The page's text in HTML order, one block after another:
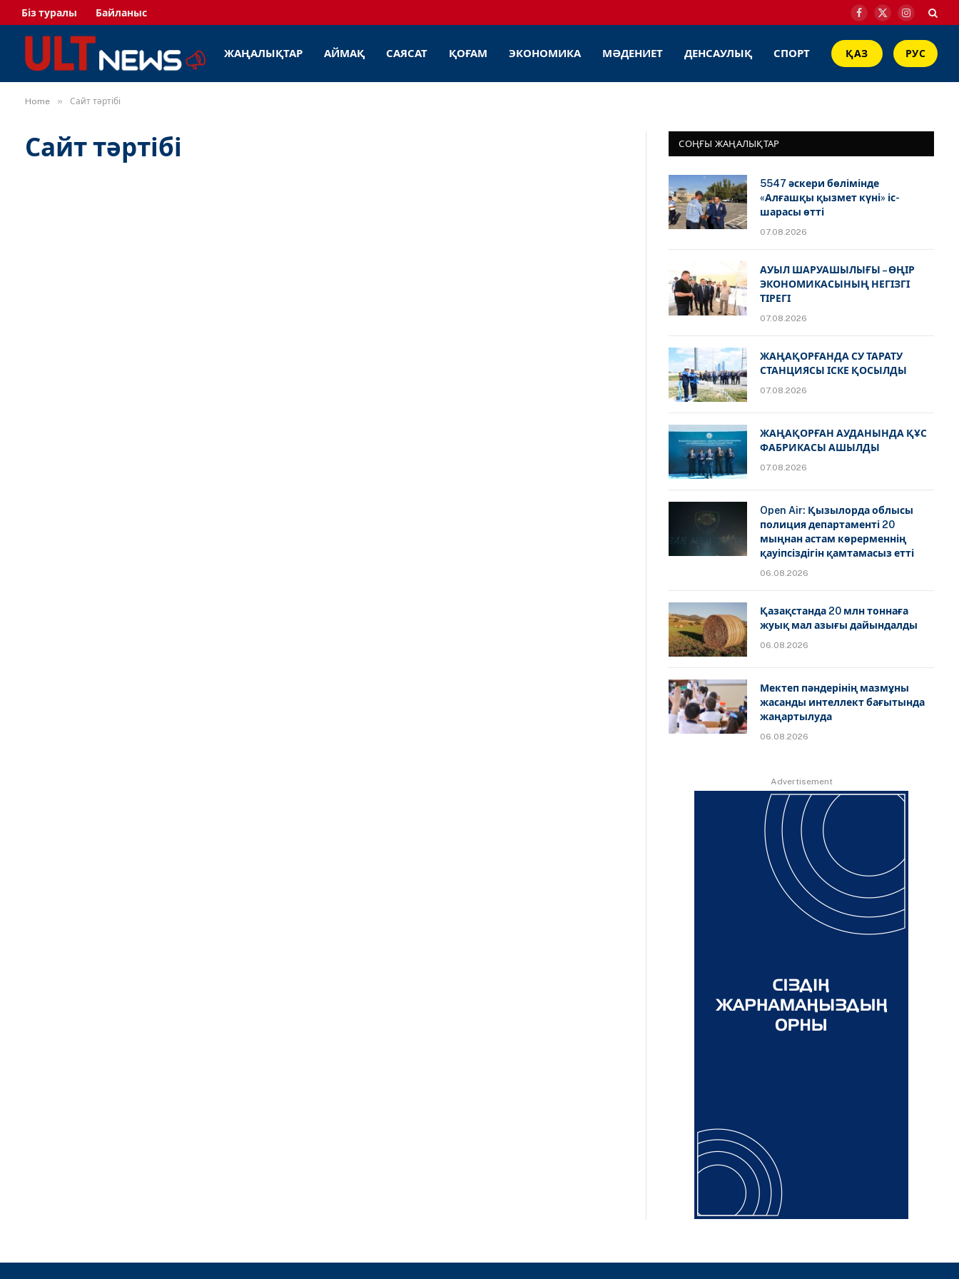
Біз туралы Байланыс
Facebook
X
Instagram
ЖАҢАЛЫҚТАР АЙМАҚ САЯСАТ ҚОҒАМ ЭКОНОМИКА МӘДЕНИЕТ ДЕНСАУЛЫҚ СПОРТ ҚАЗ РУС
Home » Сайт тәртібі
Сайт тәртібі СОҢҒЫ ЖАҢАЛЫҚТАР
5547 әскери бөлімінде
«Алғашқы қызмет күні» іс-
шарасы өтті
07.08.2026
АУЫЛ ШАРУАШЫЛЫҒЫ – ӨҢІР
ЭКОНОМИКАСЫНЫҢ НЕГІЗГІ
ТІРЕГІ
07.08.2026
ЖАҢАҚОРҒАНДА СУ ТАРАТУ
СТАНЦИЯСЫ ІСКЕ ҚОСЫЛДЫ
07.08.2026
ЖАҢАҚОРҒАН АУДАНЫНДА ҚҰС
ФАБРИКАСЫ АШЫЛДЫ
07.08.2026
Open Air: Қызылорда облысы
полиция департаменті 20
мыңнан астам көрерменнің
қауіпсіздігін қамтамасыз етті
06.08.2026
Қазақстанда 20 млн тоннаға
жуық мал азығы дайындалды
06.08.2026
Мектеп пәндерінің мазмұны
жасанды интеллект бағытында
жаңартылуда
06.08.2026
Advertisement